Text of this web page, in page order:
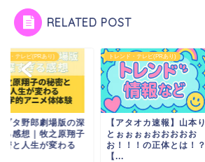
RELATED POST
ド・テレビ(PRあり)
タオカ速報】山本り
ぉぉぉおおおおお
！！の正体とは！？
トレンド・テレビ(PRあり)
「ウルルン滞在記。」の
一言に見る、山本りとさ
んのセンスと感性｜
SN...